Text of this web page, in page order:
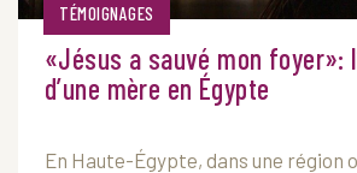
TÉMOIGNAGES
«Jésus a sauvé mon foyer»:
d’une mère en Égypte
En Haute-Égypte, dans une région